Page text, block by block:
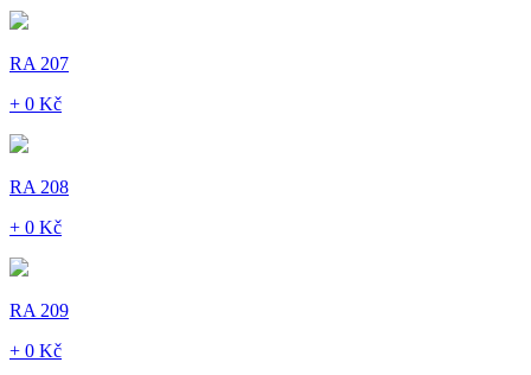
RA 207
+ 0 Kč
RA 208
+ 0 Kč
RA 209
+ 0 Kč